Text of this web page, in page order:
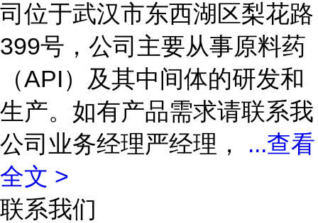
司位于武汉市东西湖区梨花路
399号，公司主要从事原料药
（API）及其中间体的研发和
生产。如有产品需求请联系我
公司业务经理严经理， ...查看
全文 >
联系我们